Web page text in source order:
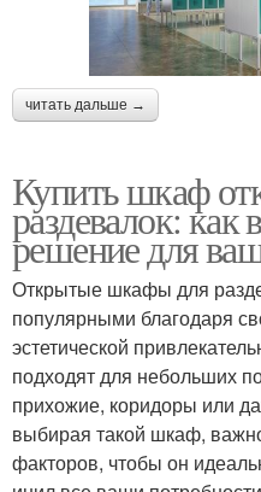
читать дальше →
Купить шкаф
раздевалок: как
решение для
Открытые шкафы для
популярными благодаря
эстетической
подходят для небольших
прихожие, коридоры или
выбирая такой шкаф,
факторов, чтобы он